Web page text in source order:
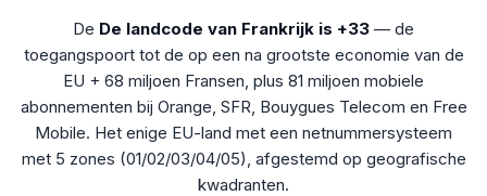
De De landcode van Frankrijk is +33 — de
toegangspoort tot de op een na grootste economie van de
EU + 68 miljoen Fransen, plus 81 miljoen mobiele
abonnementen bij Orange, SFR, Bouygues Telecom en Free
Mobile. Het enige EU-land met een netnummersysteem
met 5 zones (01/02/03/04/05), afgestemd op geografische
kwadranten.